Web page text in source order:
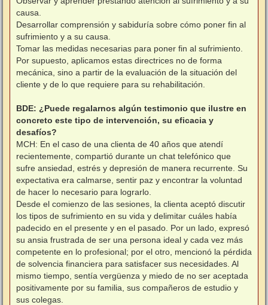
causa.
Desarrollar comprensión y sabiduría sobre cómo poner fin al
sufrimiento y a su causa.
Tomar las medidas necesarias para poner fin al sufrimiento.
Por supuesto, aplicamos estas directrices no de forma
mecánica, sino a partir de la evaluación de la situación del
cliente y de lo que requiere para su rehabilitación.
BDE: ¿Puede regalarnos algún testimonio que ilustre en
concreto este tipo de intervención, su eficacia y
desafíos?
MCH: En el caso de una clienta de 40 años que atendí
recientemente, compartió durante un chat telefónico que
sufre ansiedad, estrés y depresión de manera recurrente. Su
expectativa era calmarse, sentir paz y encontrar la voluntad
de hacer lo necesario para lograrlo.
Desde el comienzo de las sesiones, la clienta aceptó discutir
los tipos de sufrimiento en su vida y delimitar cuáles había
padecido en el presente y en el pasado. Por un lado, expresó
su ansia frustrada de ser una persona ideal y cada vez más
competente en lo profesional; por el otro, mencionó la pérdida
de solvencia financiera para satisfacer sus necesidades. Al
mismo tiempo, sentía vergüenza y miedo de no ser aceptada
positivamente por su familia, sus compañeros de estudio y
sus colegas.